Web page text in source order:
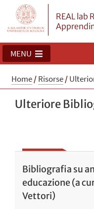
REAL lab
MENU
Home/Risorse/
Ulteriore
Bibliografia su
educazione (a
Vettori)